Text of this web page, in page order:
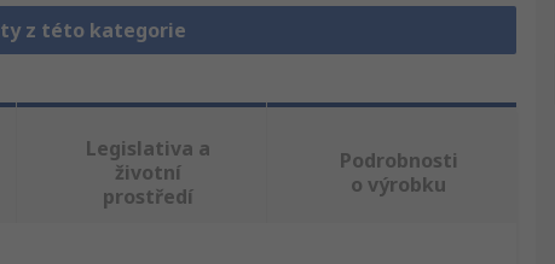
z této kategorie
Legislativa a
životní
prostředí
Podrobnosti
o výrobku